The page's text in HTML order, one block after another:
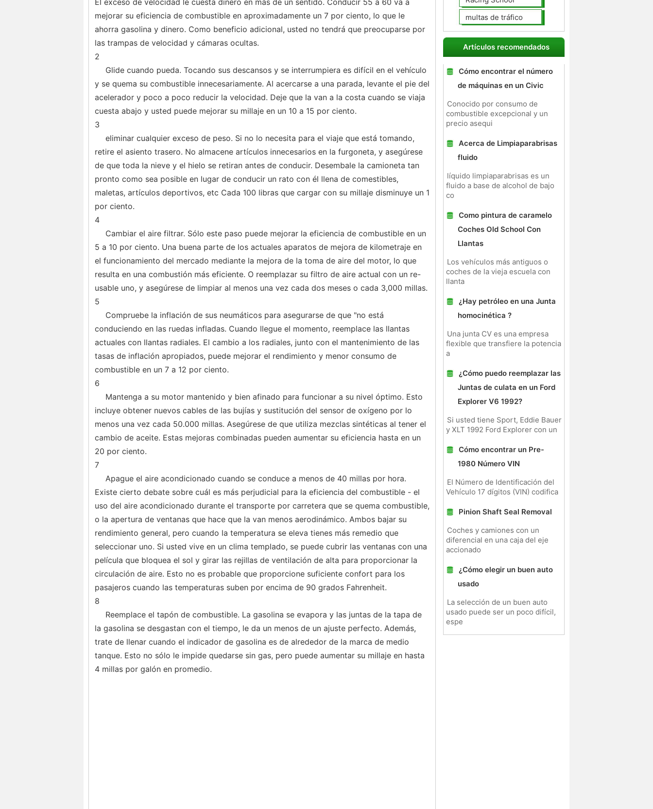
El exceso de velocidad le cuesta dinero en más de un sentido. Conducir 55 a 60 va a
mejorar su eficiencia de combustible en aproximadamente un 7 por ciento, lo que le
ahorra gasolina y dinero. Como beneficio adicional, usted no tendrá que preocuparse por
las trampas de velocidad y cámaras ocultas.
2
Glide cuando pueda. Tocando sus descansos y se interrumpiera es difícil en el vehículo
y se quema su combustible innecesariamente. Al acercarse a una parada, levante el pie del
acelerador y poco a poco reducir la velocidad. Deje que la van a la costa cuando se viaja
cuesta abajo y usted puede mejorar su millaje en un 10 a 15 por ciento.
3
eliminar cualquier exceso de peso. Si no lo necesita para el viaje que está tomando,
retire el asiento trasero. No almacene artículos innecesarios en la furgoneta, y asegúrese
de que toda la nieve y el hielo se retiran antes de conducir. Desembale la camioneta tan
pronto como sea posible en lugar de conducir un rato con él llena de comestibles,
maletas, artículos deportivos, etc Cada 100 libras que cargar con su millaje disminuye un 1
por ciento.
4
Cambiar el aire filtrar. Sólo este paso puede mejorar la eficiencia de combustible en un
5 a 10 por ciento. Una buena parte de los actuales aparatos de mejora de kilometraje en
el funcionamiento del mercado mediante la mejora de la toma de aire del motor, lo que
resulta en una combustión más eficiente. O reemplazar su filtro de aire actual con un re-
usable uno, y asegúrese de limpiar al menos una vez cada dos meses o cada 3,000 millas.
5
Compruebe la inflación de sus neumáticos para asegurarse de que "no está
conduciendo en las ruedas infladas. Cuando llegue el momento, reemplace las llantas
actuales con llantas radiales. El cambio a los radiales, junto con el mantenimiento de las
tasas de inflación apropiados, puede mejorar el rendimiento y menor consumo de
combustible en un 7 a 12 por ciento.
6
Mantenga a su motor mantenido y bien afinado para funcionar a su nivel óptimo. Esto
incluye obtener nuevos cables de las bujías y sustitución del sensor de oxígeno por lo
menos una vez cada 50.000 millas. Asegúrese de que utiliza mezclas sintéticas al tener el
cambio de aceite. Estas mejoras combinadas pueden aumentar su eficiencia hasta en un
20 por ciento.
7
Apague el aire acondicionado cuando se conduce a menos de 40 millas por hora.
Existe cierto debate sobre cuál es más perjudicial para la eficiencia del combustible - el
uso del aire acondicionado durante el transporte por carretera que se quema combustible,
o la apertura de ventanas que hace que la van menos aerodinámico. Ambos bajar su
rendimiento general, pero cuando la temperatura se eleva tienes más remedio que
seleccionar uno. Si usted vive en un clima templado, se puede cubrir las ventanas con una
película que bloquea el sol y girar las rejillas de ventilación de alta para proporcionar la
circulación de aire. Esto no es probable que proporcione suficiente confort para los
pasajeros cuando las temperaturas suben por encima de 90 grados Fahrenheit.
8
Reemplace el tapón de combustible. La gasolina se evapora y las juntas de la tapa de
la gasolina se desgastan con el tiempo, le da un menos de un ajuste perfecto. Además,
trate de llenar cuando el indicador de gasolina es de alrededor de la marca de medio
tanque. Esto no sólo le impide quedarse sin gas, pero puede aumentar su millaje en hasta
4 millas por galón en promedio.
multas de tráfico
Artículos recomendados
Cómo encontrar el número
de máquinas en un Civic
Conocido por consumo de
combustible excepcional y un
precio asequi
Acerca de Limpiaparabrisas
fluido
líquido limpiaparabrisas es un
fluido a base de alcohol de bajo
co
Como pintura de caramelo
Coches Old School Con
Llantas
Los vehículos más antiguos o
coches de la vieja escuela con
llanta
¿Hay petróleo en una Junta
homocinética ?
Una junta CV es una empresa
flexible que transfiere la potencia
a
¿Cómo puedo reemplazar las
Juntas de culata en un Ford
Explorer V6 1992?
Si usted tiene Sport, Eddie Bauer
y XLT 1992 Ford Explorer con un
Cómo encontrar un Pre-
1980 Número VIN
El Número de Identificación del
Vehículo 17 dígitos (VIN) codifica
Pinion Shaft Seal Removal
Coches y camiones con un
diferencial en una caja del eje
accionado
¿Cómo elegir un buen auto
usado
La selección de un buen auto
usado puede ser un poco difícil,
espe